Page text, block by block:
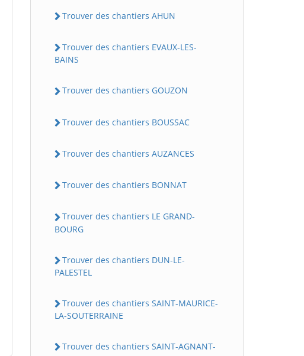
Trouver des chantiers AHUN
Trouver des chantiers EVAUX-LES-
BAINS
Trouver des chantiers GOUZON
Trouver des chantiers BOUSSAC
Trouver des chantiers AUZANCES
Trouver des chantiers BONNAT
Trouver des chantiers LE GRAND-
BOURG
Trouver des chantiers DUN-LE-
PALESTEL
Trouver des chantiers SAINT-MAURICE-
LA-SOUTERRAINE
Trouver des chantiers SAINT-AGNANT-